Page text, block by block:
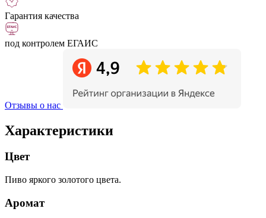
Гарантия качества
под контролем ЕГАИС
Отзывы о нас
Характеристики
Цвет
Пиво яркого золотого цвета.
Аромат